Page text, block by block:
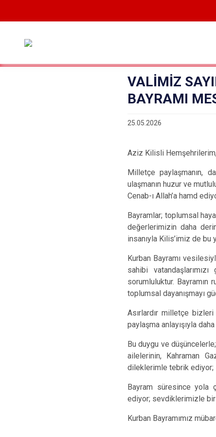
VALİMİZ
BAYRAMI
25.05.2026
Aziz Kilisli
Milletçe paylaşmanın,
ulaşmanın huzur ve
Cenab-ı Allah’a hamd
Bayramlar; toplumsal
değerlerimizin daha
insanıyla Kilis’imiz de bu
Kurban Bayramı
sahibi
sorumluluktur.
toplumsal dayanışmayı
Asırlardır milletçe
paylaşma anlayışıyla
Bu duygu ve
ailelerinin, Kahraman
dileklerimle tebrik ediyor;
Bayram süresince yola
ediyor; sevdiklerimizle
Kurban Bayramımız